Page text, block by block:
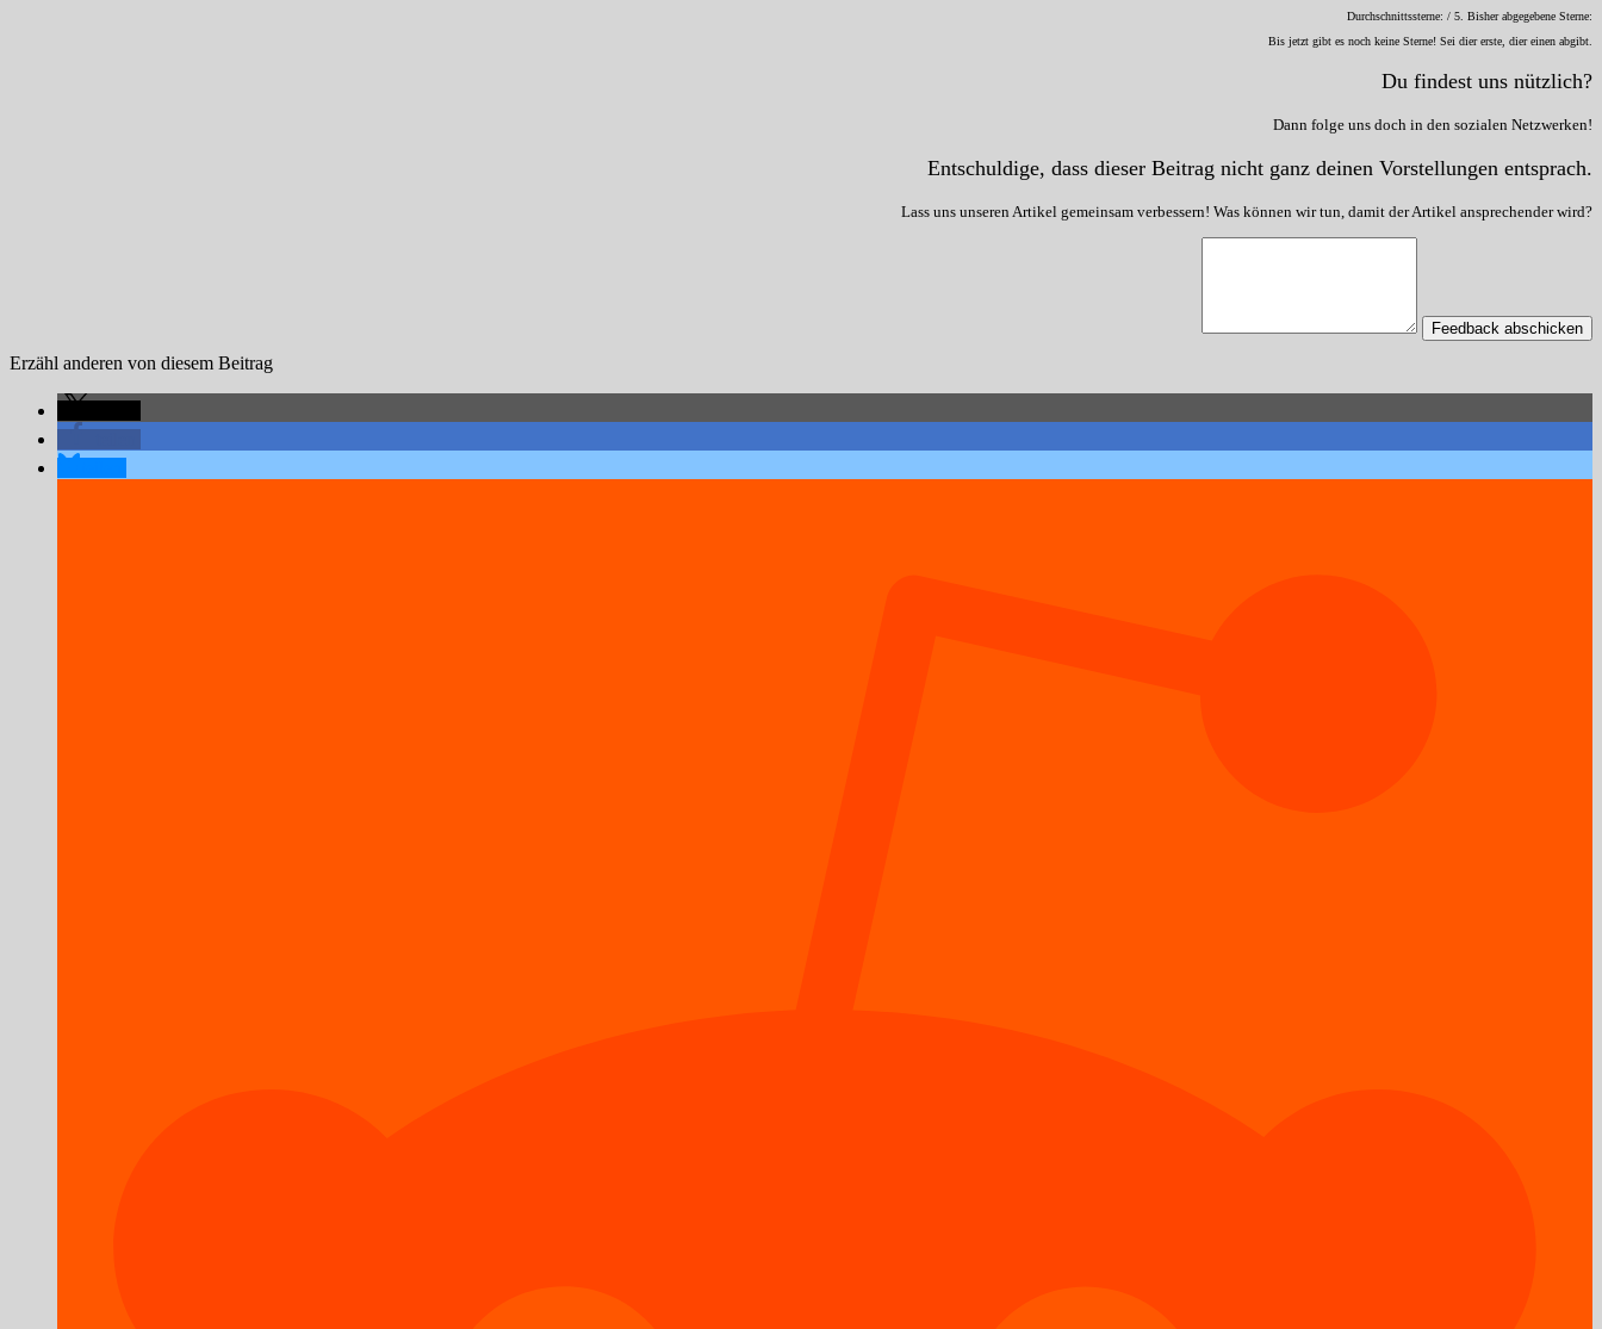
Durchschnittssterne: / 5. Bisher abgegebene Sterne:
Bis jetzt gibt es noch keine Sterne! Sei dier erste, dier einen abgibt.
Du findest uns nützlich?
Dann folge uns doch in den sozialen Netzwerken!
Entschuldige, dass dieser Beitrag nicht ganz deinen Vorstellungen entsprach.
Lass uns unseren Artikel gemeinsam verbessern! Was können wir tun, damit der Artikel ansprechender wird?
Feedback abschicken
Erzähl anderen von diesem Beitrag